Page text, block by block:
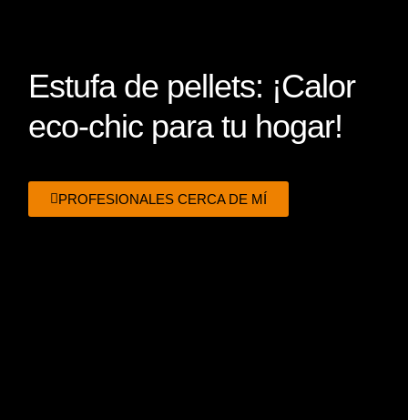
Estufa de pellets: ¡Calor
eco-chic para tu hogar!
PROFESIONALES CERCA DE MÍ